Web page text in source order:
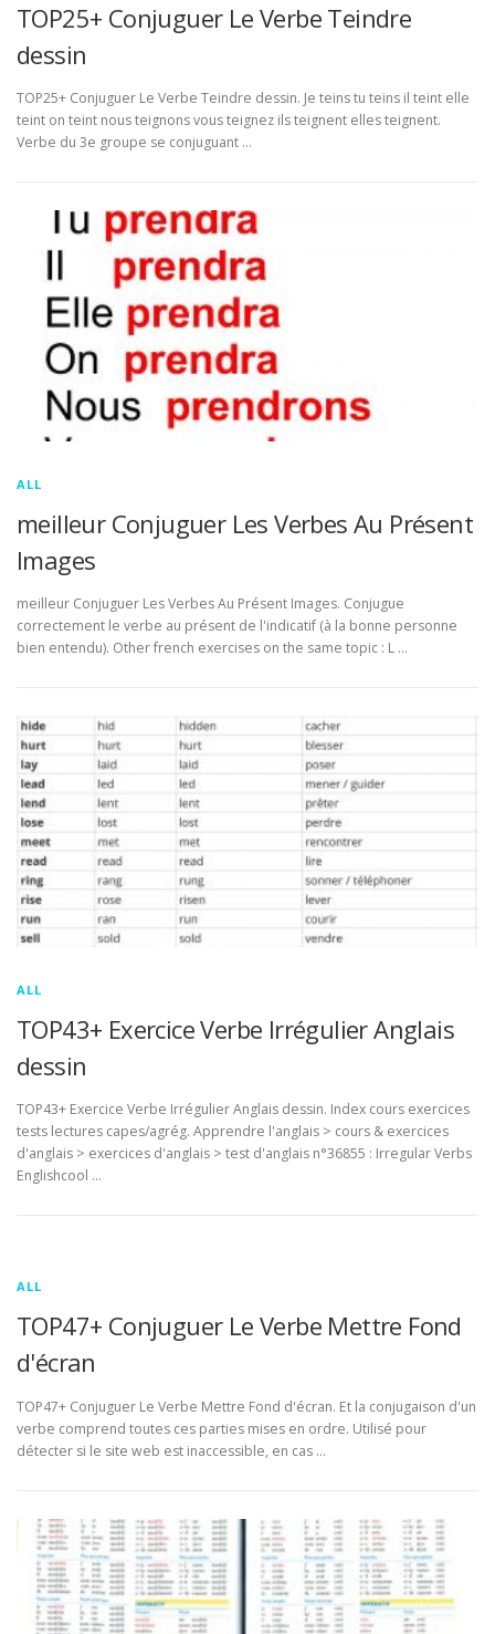
TOP25+ Conjuguer Le Verbe Teindre
dessin
TOP25+ Conjuguer Le Verbe Teindre dessin. Je teins tu teins il teint elle
teint on teint nous teignons vous teignez ils teignent elles teignent.
Verbe du 3e groupe se conjuguant …
ALL
meilleur Conjuguer Les Verbes Au Présent
Images
meilleur Conjuguer Les Verbes Au Présent Images. Conjugue
correctement le verbe au présent de l'indicatif (à la bonne personne
bien entendu). Other french exercises on the same topic : L …
ALL
TOP43+ Exercice Verbe Irrégulier Anglais
dessin
TOP43+ Exercice Verbe Irrégulier Anglais dessin. Index cours exercices
tests lectures capes/agrég. Apprendre l'anglais > cours & exercices
d'anglais > exercices d'anglais > test d'anglais n°36855 : Irregular Verbs
Englishcool …
ALL
TOP47+ Conjuguer Le Verbe Mettre Fond
d'écran
TOP47+ Conjuguer Le Verbe Mettre Fond d'écran. Et la conjugaison d'un
verbe comprend toutes ces parties mises en ordre. Utilisé pour
détecter si le site web est inaccessible, en cas …